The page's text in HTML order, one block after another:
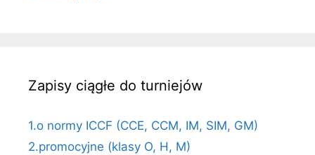
Zapisy ciągłe do turniejów
1.o normy ICCF (CCE, CCM, IM, SIM, GM)
2.promocyjne (klasy O, H, M)